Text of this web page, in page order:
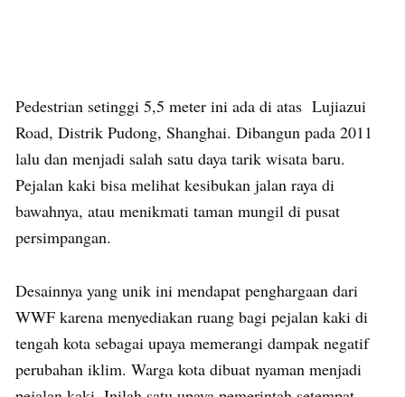
Pedestrian setinggi 5,5 meter ini ada di atas Lujiazui
Road, Distrik Pudong, Shanghai. Dibangun pada 2011
lalu dan menjadi salah satu daya tarik wisata baru.
Pejalan kaki bisa melihat kesibukan jalan raya di
bawahnya, atau menikmati taman mungil di pusat
persimpangan.
Desainnya yang unik ini mendapat penghargaan dari
WWF karena menyediakan ruang bagi pejalan kaki di
tengah kota sebagai upaya memerangi dampak negatif
perubahan iklim. Warga kota dibuat nyaman menjadi